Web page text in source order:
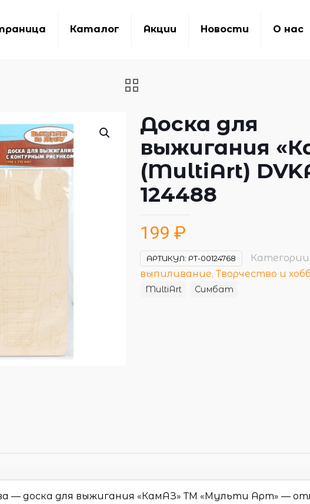
Каталог Акции Новости О нас
Доска для
выжигания
(MultiArt)
124488
199 ₽
АРТИКУЛ: РТ-00124768 Категории:
выпиливание, Творчество и
MultiArt Симбат
— доска для выжигания «КамАЗ» ТМ «Мульти Арт» —